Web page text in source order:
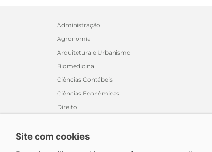
Administração
Agronomia
Arquitetura e Urbanismo
Biomedicina
Ciências Contábeis
Ciências Econômicas
Direito
Enfermagem
Site com cookies